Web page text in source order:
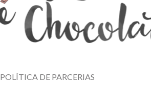
POLÍTICA DE PARCERIAS